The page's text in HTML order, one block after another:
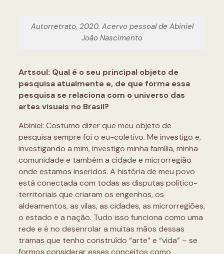
Autorretrato, 2020. Acervo pessoal de Abiniel
João Nascimento
Artsoul: Qual é o seu principal objeto de
pesquisa atualmente e, de que forma essa
pesquisa se relaciona com o universo das
artes visuais no Brasil?
Abiniel: Costumo dizer que meu objeto de
pesquisa sempre foi o eu-coletivo. Me investigo e,
investigando a mim, investigo minha família, minha
comunidade e também a cidade e microrregião
onde estamos inseridos. A história de meu povo
está conectada com todas as disputas político-
territoriais que criaram os engenhos, os
aldeamentos, as vilas, as cidades, as microrregiões,
o estado e a nação. Tudo isso funciona como uma
rede e é no desenrolar a muitas mãos dessas
tramas que tenho construído “arte” e “vida” – se
formos considerar esses conceitos como